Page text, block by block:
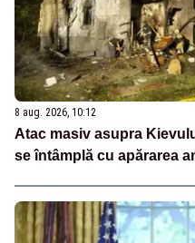
8 aug. 2026, 10:12
Atac masiv asupra
se întâmplă cu apărarea